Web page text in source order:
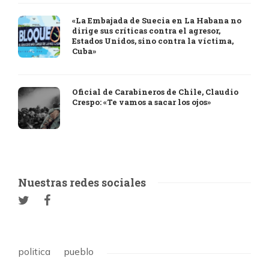
«La Embajada de Suecia en La Habana no
dirige sus críticas contra el agresor,
Estados Unidos, sino contra la víctima,
Cuba»
Oficial de Carabineros de Chile, Claudio
Crespo: «Te vamos a sacar los ojos»
Nuestras redes sociales
politica pueblo